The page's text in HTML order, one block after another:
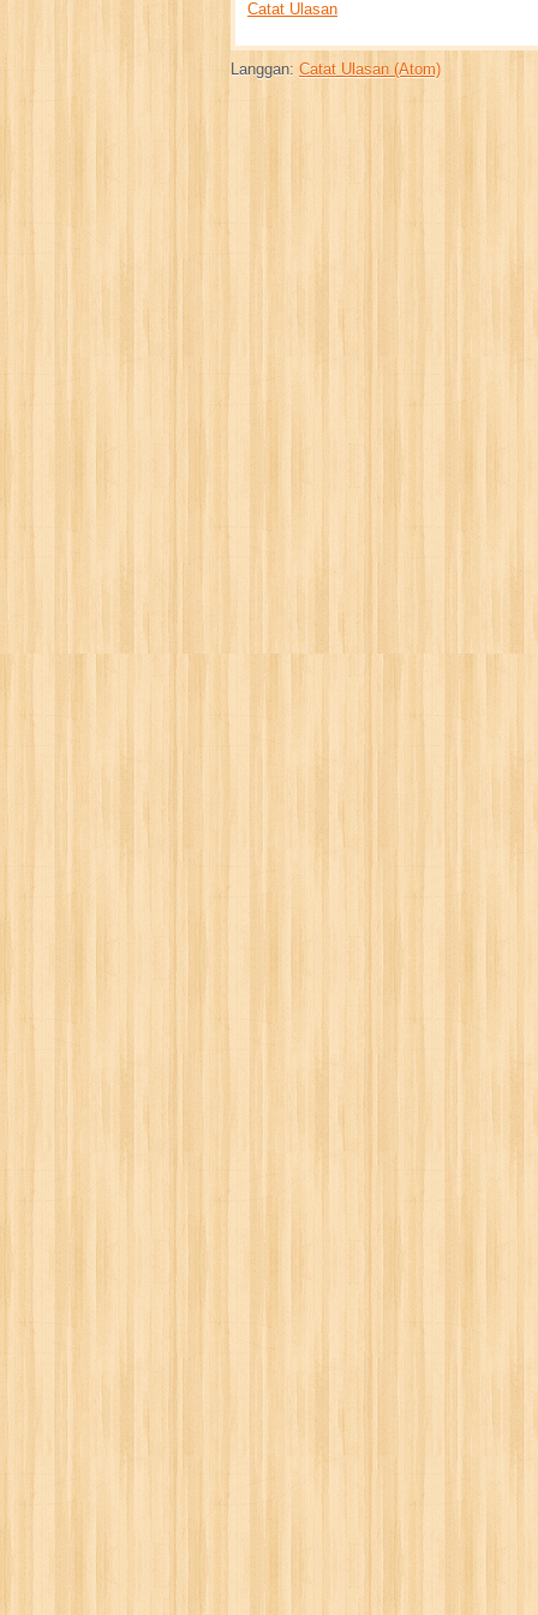
Catat Ulasan
Langgan: Catat Ulasan (Atom)